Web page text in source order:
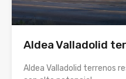
Aldea Valladolid
Aldea Valladolid terrenos